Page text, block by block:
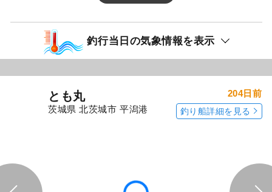
釣行当日の気象情報を表示
とも丸
茨城県 北茨城市 平潟港
204日前
釣り船詳細を見る